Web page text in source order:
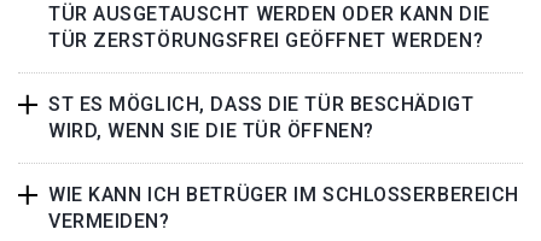
TÜR AUSGETAUSCHT WERDEN ODER KANN DIE
TÜR ZERSTÖRUNGSFREI GEÖFFNET WERDEN?
ST ES MÖGLICH, DASS DIE TÜR BESCHÄDIGT
WIRD, WENN SIE DIE TÜR ÖFFNEN?
WIE KANN ICH BETRÜGER IM SCHLOSSERBEREICH
VERMEIDEN?